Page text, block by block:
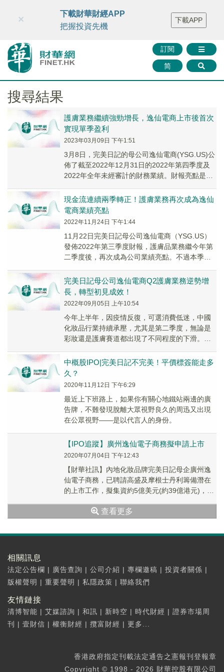
財華智庫網 FINTV FINMETA 財華證券 媒體矩陣
智庫沙龍
聯絡我們
訂閱
简
×
下載財華財經APP
把握投資先機
下載APP
搜尋結果
護膚業務繼續強勁增長，逸仙電商上市後首次
實現單季盈利
2023年03月09日 下午1:51
3月8日，完美日記的母公司逸仙電商(YSG.US)公
佈了截至2022年12月31日的2022年第四季度及
2022年全年未經審計的財務業績。財報亮點是，
現金流連續兩季轉正！護膚業務再次成為逸仙
電商業績亮點
2022年11月24日 下午1:44
11月22日完美日記母公司逸仙電商（YSG.US）
發佈2022年第三季度財報，護膚品業務繼今年第
二季度後，再次成為公司業績亮點。不過本季度
完美日記母公司逸仙電商Q2護膚業務逆勢增
長，轉型初見成效！
2022年09月05日 上午10:54
今年上半年，因疫情反復，可選消費低迷，中國
化妝品行業持續承壓，尤其是第二季度，無論是
彩妝還是護膚賽道都出現了不同程度的下滑。不
報亮點。
中概股IPO|完美日記不完美！平價標簽能走多
久？
2020年11月12日 下午6:29
最近上下班路上，如果你有關心地鐵站兩邊的廣
告牌，不難發現脫離大眾視野良久的周迅又出現
在公眾視野——是以代言人的身份。
【IPO追蹤】廣州逸仙電子商務擬申請上市
2020年07月04日 下午12:43
【財華社訊】內地化妝品牌完美日記母企廣州逸
仙電子商務，已聘請高盛及摩根士丹利籌備潛在
的上市工作，擬集資約5億美元(約39億港元)，最
查看更多
相關訊息
法定公告欄 | 廣告查詢 | 公司介紹 | 專欄邀稿 | 投資者關係 |
版權聲明 | 重要聲明 | 私隱政策 | 聯絡我們
友情鏈接
清博智能 | 艾媒諮詢 | 和訊 | 新時空 | 時代財經 | 證券市場周
刊
| 壹財信 | 權衡財經 | 攬富財經 | 更多...
香港政府指定刊載法定通告之憲報刊登報章
Copyright © 1998 - 2026 財華控股有限公司